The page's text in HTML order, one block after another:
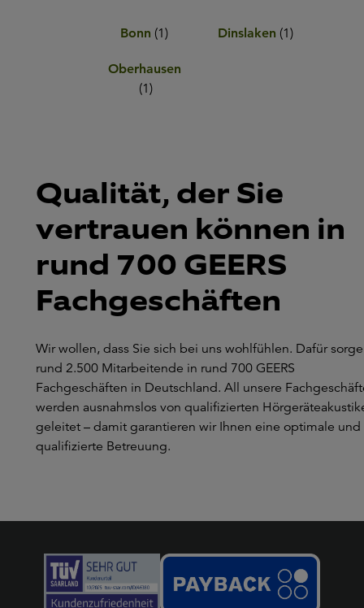
Bonn (1) Dinslaken (1)
Oberhausen
(1)
Qualität, der Sie
vertrauen können in
rund 700 GEERS
Fachgeschäften
Wir wollen, dass Sie sich bei uns wohlfühlen. Dafür
rund 2.500 Mitarbeitende in rund 700 GEERS
Fachgeschäften in Deutschland. All unsere
werden ausnahmslos von qualifizierten
geleitet – damit garantieren wir Ihnen eine optimale und
qualifizierte Betreuung.